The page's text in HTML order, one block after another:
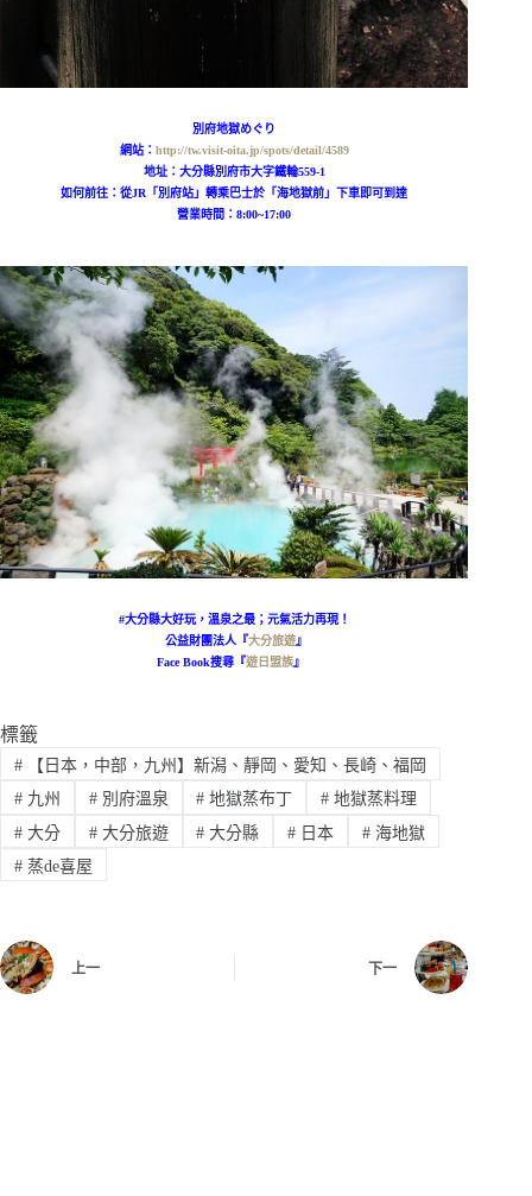
別府地獄めぐり
網站： http://tw.visit-oita.jp/spots/detail/4589
地址：大分縣別府市大字鐵輪559-1
如何前往：從JR「別府站」轉乘巴士於「海地獄前」下車即可到達
營業時間：8:00~17:00
#大分縣大好玩，溫泉之最；元氣活力再現！
公益財團法人『大分旅遊』
Face Book搜尋『遊日盟族』
標籤
#【日本，中部，九州】新潟、靜岡、愛知、長崎、福岡
#九州 #別府溫泉 # 地獄蒸布丁 # 地獄蒸料理
#大分 #大分旅遊 # 大分縣 # 日本 # 海地獄
#蒸de喜屋
上一 下一